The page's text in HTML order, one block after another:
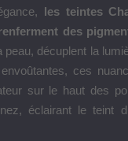
les teintes
des
peau, décuplent la
ces
sur le haut des
éclairant le teint